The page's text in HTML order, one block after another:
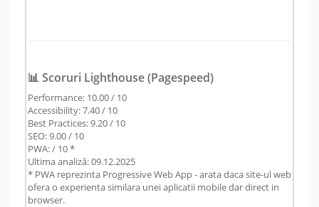
📊 Scoruri Lighthouse (Pagespeed)
Performance: 10.00 / 10
Accessibility: 7.40 / 10
Best Practices: 9.20 / 10
SEO: 9.00 / 10
PWA: / 10 *
Ultima analiză: 09.12.2025
* PWA reprezinta Progressive Web App - arata daca site-ul web
ofera o experienta similara unei aplicatii mobile dar direct in
browser.